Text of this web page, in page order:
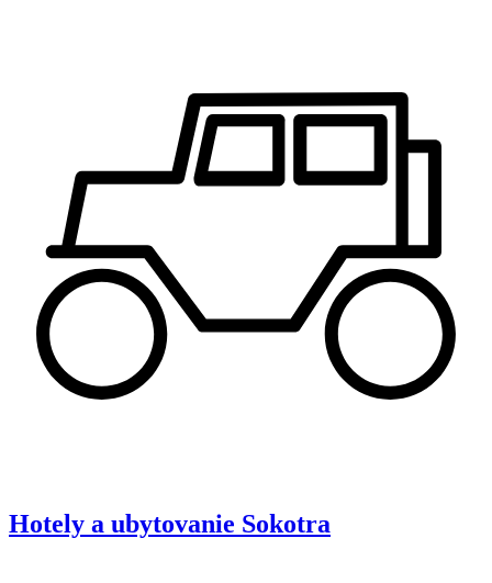
Hotely a ubytovanie Sokotra